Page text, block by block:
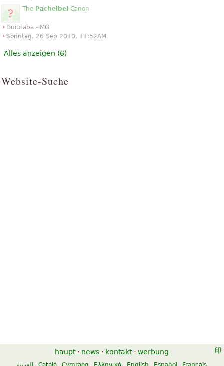
The Pachelbel Canon
Ituiutaba - MG
Sonntag, 26 Sep 2010, 11:52AM
Alles anzeigen (6)
Website-Suche
haupt · news · kontakt · werbung